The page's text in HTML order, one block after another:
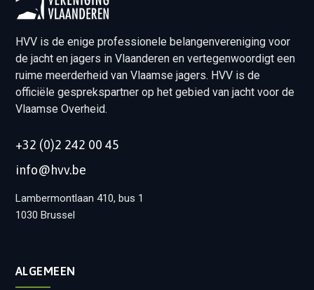
HVV is de enige professionele belangenvereniging voor
de jacht en jagers in Vlaanderen en vertegenwoordigt een
ruime meerderheid van Vlaamse jagers. HVV is de
officiële gesprekspartner op het gebied van jacht voor de
Vlaamse Overheid.
+32 (0)2 242 00 45
info@hvv.be
Lambermontlaan 410, bus 1
1030 Brussel
ALGEMEEN